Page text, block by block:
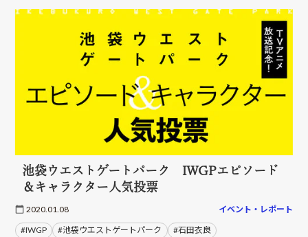
池袋ウエストゲートパーク IWGPエピソード
＆キャラクター人気投票
2020.01.08 イベント・レポート
#IWGP #池袋ウエストゲートパーク #石田衣良